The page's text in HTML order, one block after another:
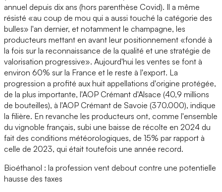
annuel depuis dix ans (hors parenthèse Covid). Il a même
résisté «au coup de mou qui a aussi touché la catégorie des
bulles» l'an dernier, et notamment le champagne, les
producteurs mettant en avant leur positionnement «fondé à
la fois sur la reconnaissance de la qualité et une stratégie de
valorisation progressive». Aujourd'hui les ventes se font à
environ 60% sur la France et le reste à l'export. La
progression a profité aux huit appellations d'origine protégée,
de la plus importante, l'AOP Crémant d'Alsace (40,9 millions
de bouteilles), à l'AOP Crémant de Savoie (370.000), indique
la filière. En revanche les producteurs ont, comme l'ensemble
du vignoble français, subi une baisse de récolte en 2024 du
fait des conditions météorologiques, de 15% par rapport à
celle de 2023, qui était toutefois une année record.
Bioéthanol : la profession vent debout contre une potentielle
hausse des taxes